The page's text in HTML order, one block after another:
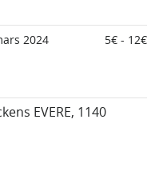
2024
5€ - 12€
EVERE, 1140